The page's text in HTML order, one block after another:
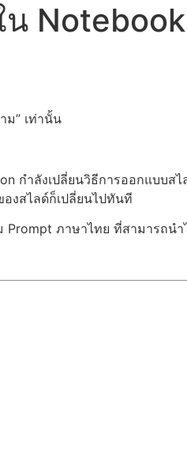
ม” เท่านั้น
กำลังเปลี่ยนวิธีการออกแบบสไ
องสไลด์ก็เปลี่ยนไปทันที
ภาษาไทย ที่สามารถน